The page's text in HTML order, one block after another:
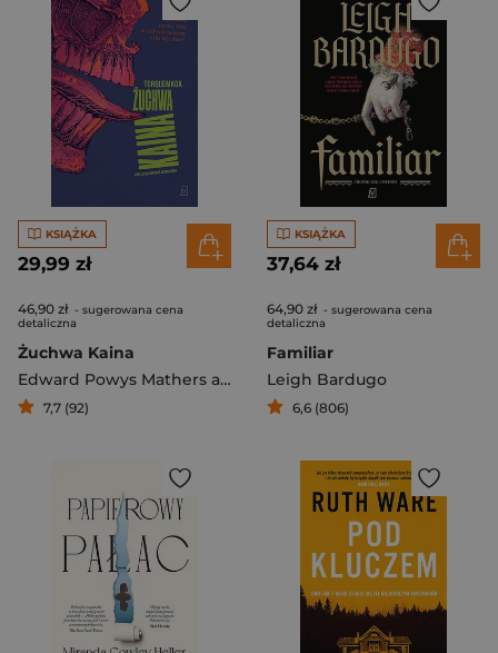
KSIĄŻKA
29,99 zł
46,90 zł - sugerowana cena
detaliczna
Żuchwa Kaina
Edward Powys Mathers aka Torquemada
7,7 (92)
KSIĄŻKA
37,64 zł
64,90 zł - sugerowana cena
detaliczna
Familiar
Leigh Bardugo
6,6 (806)